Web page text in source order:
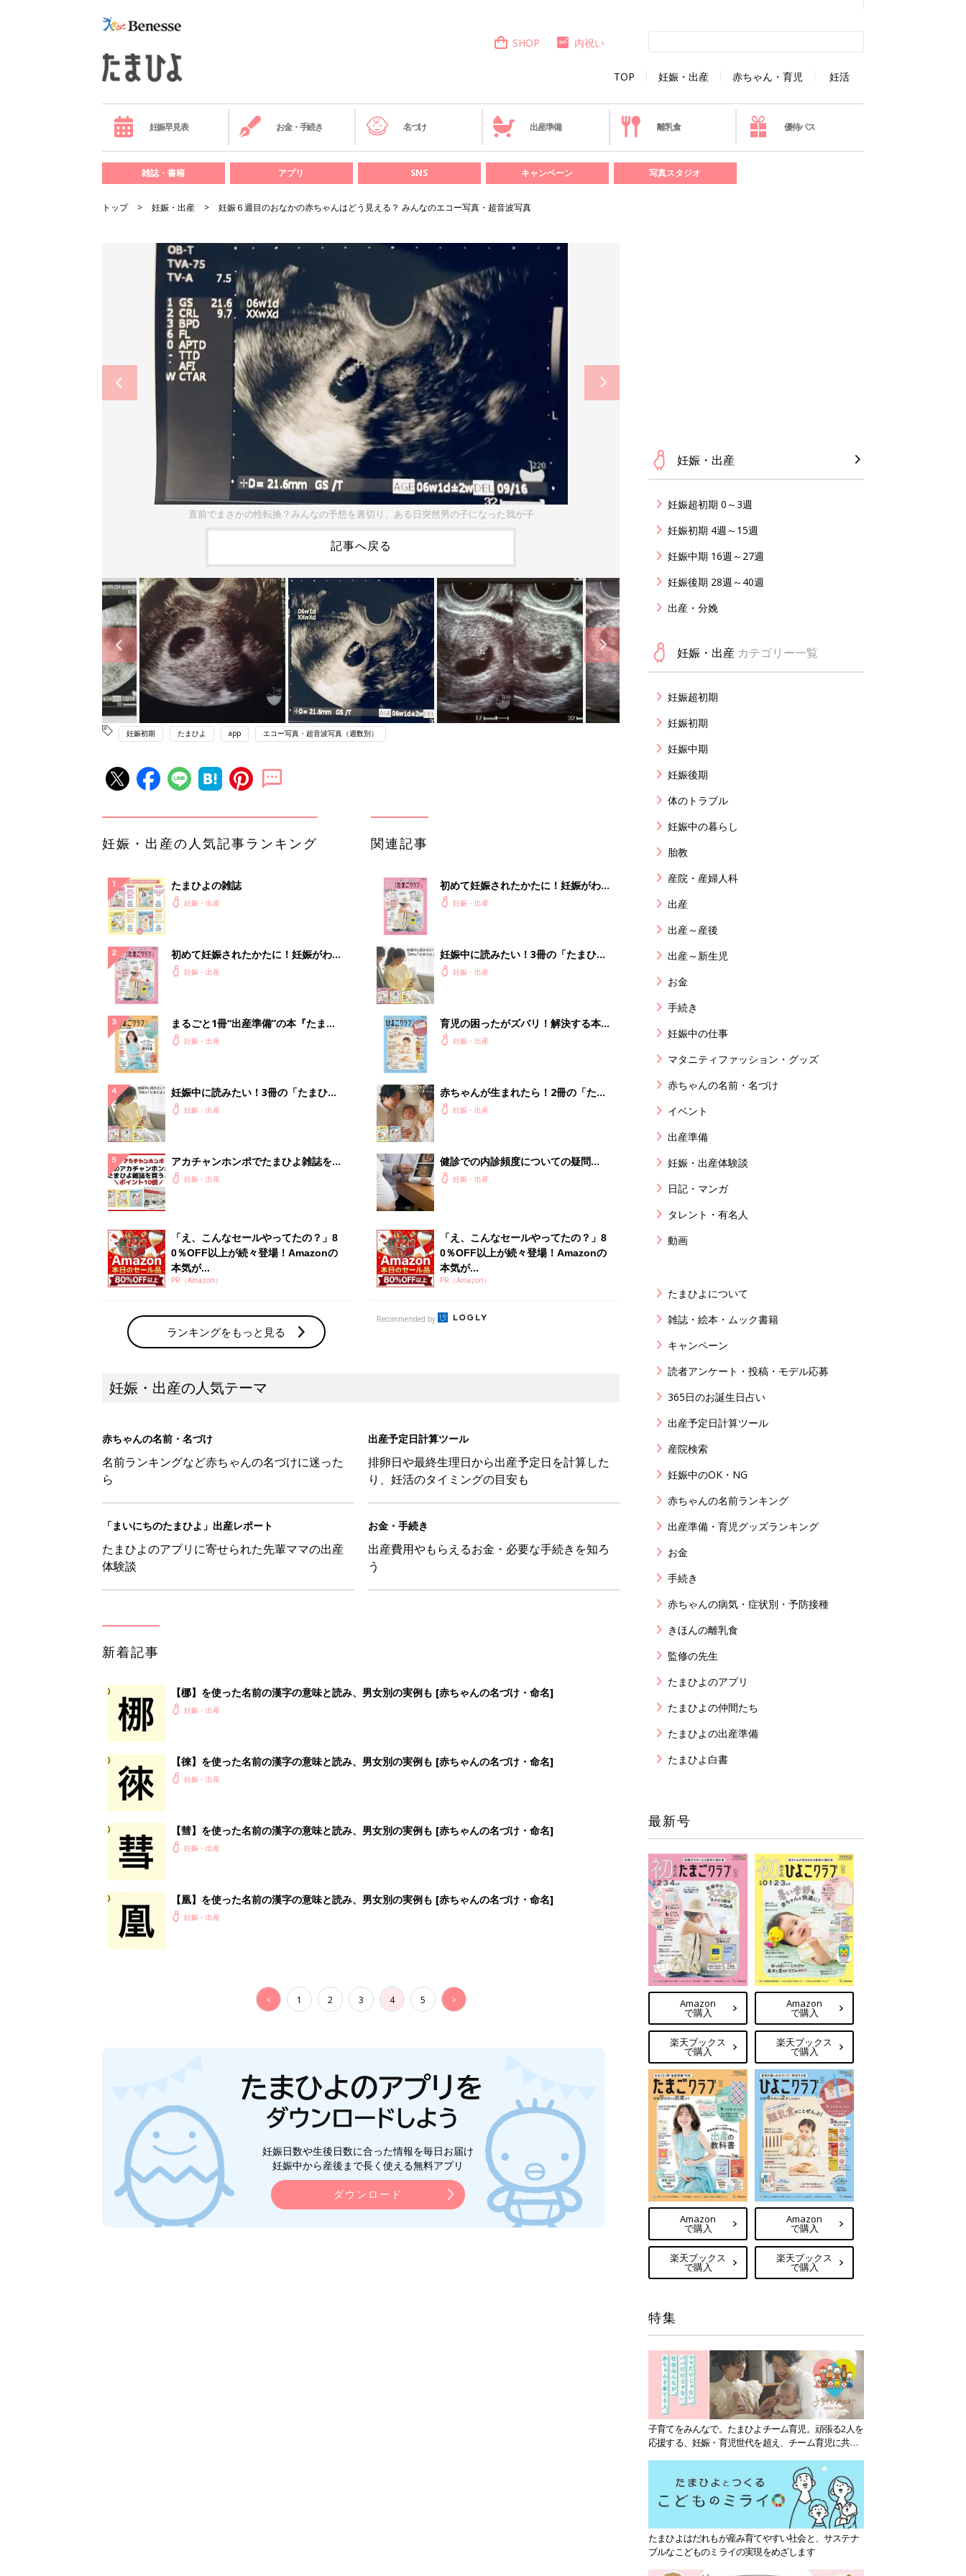
TOP 妊娠・出産 赤ちゃん・育児 妊活
SHOP 内祝い
妊娠早見表 お金・手続き 名づけ 出産準備 離乳食 優待パス
雑誌・書籍 アプリ SNS キャンペーン 写真スタジオ
トップ 妊娠・出産 妊娠６週目のおなかの赤ちゃんはどう見える？ みんなのエコー写真・超音波写真
直前でまさかの性転換？みんなの予想を裏切り、ある日突然男の子になった我が子
記事へ戻る
妊娠初期 たまひよ app エコー写真・超音波写真（週数別）
妊娠・出産の人気記事ランキング
たまひよの雑誌
妊娠・出産
初めて妊娠されたかたに！妊娠がわか
ったら最初に読む本『初めてのたまご
妊娠・出産
まるごと1冊“出産準備”の本『たまご
クラブ 夏号』〈スペシャル大特集〉
妊娠・出産
妊娠中に読みたい！3冊の「たまひ
よ」妊娠・出産
アカチャンホンポでたまひよ雑誌を買
うとポイント10倍【期間限定】
妊娠・出産
「え、こんなセールやってたの？」8
0％OFF以上が続々登場！Amazonの
本気が...
PR（Amazon）
ランキングをもっと見る
関連記事
初めて妊娠されたかたに！妊娠がわか
ったら最初に読む本『初めてのたまご
妊娠・出産
妊娠中に読みたい！3冊の「たまひ
よ」妊娠・出産
育児の困ったがズバリ！解決する本
『ひよこクラブ 秋号』 4カ月～2才
妊娠・出産
赤ちゃんが生まれたら！2冊の「たま
ひよ」
妊娠・出産
健診での内診頻度についての疑問
－”まいにちのたまひよ”の体験談
妊娠・出産
「え、こんなセールやってたの？」8
0％OFF以上が続々登場！Amazonの
本気が...
PR（Amazon）
Recommended by
妊娠・出産の人気テーマ
赤ちゃんの名前・名づけ
名前ランキングなど赤ちゃんの名づけに迷った
ら
出産予定日計算ツール
排卵日や最終生理日から出産予定日を計算した
り、妊活のタイミングの目安も
「まいにちのたまひよ」出産レポート
たまひよのアプリに寄せられた先輩ママの出産
体験談
お金・手続き
出産費用やもらえるお金・必要な手続きを知ろ
う
新着記事
【梛】を使った名前の漢字の意味と読み、男女別の実例も [赤ちゃんの名づけ・命名]
妊娠・出産
【徠】を使った名前の漢字の意味と読み、男女別の実例も [赤ちゃんの名づけ・命名]
妊娠・出産
【彗】を使った名前の漢字の意味と読み、男女別の実例も [赤ちゃんの名づけ・命名]
妊娠・出産
【凰】を使った名前の漢字の意味と読み、男女別の実例も [赤ちゃんの名づけ・命名]
妊娠・出産
< 1 2 3 4 5 >
妊娠日数や生後日数に合った情報を毎日お届け
妊娠中から産後まで長く使える無料アプリ
ダウンロード
妊娠・出産
妊娠超初期 0～3週
妊娠初期 4週～15週
妊娠中期 16週～27週
妊娠後期 28週～40週
出産・分娩
妊娠・出産 カテゴリー一覧
妊娠超初期
妊娠初期
妊娠中期
妊娠後期
体のトラブル
妊娠中の暮らし
胎教
産院・産婦人科
出産
出産～産後
出産～新生児
お金
手続き
妊娠中の仕事
マタニティファッション・グッズ
赤ちゃんの名前・名づけ
イベント
出産準備
妊娠・出産体験談
日記・マンガ
タレント・有名人
動画
たまひよについて
雑誌・絵本・ムック書籍
キャンペーン
読者アンケート・投稿・モデル応募
365日のお誕生日占い
出産予定日計算ツール
産院検索
妊娠中のOK・NG
赤ちゃんの名前ランキング
出産準備・育児グッズランキング
お金
手続き
赤ちゃんの病気・症状別・予防接種
きほんの離乳食
監修の先生
たまひよのアプリ
たまひよの仲間たち
たまひよの出産準備
たまひよ白書
最新号
Amazon
で購入
楽天ブックス
で購入
Amazon
で購入
楽天ブックス
で購入
Amazon
で購入
楽天ブックス
で購入
Amazon
で購入
楽天ブックス
で購入
特集
子育てをみんなで。たまひよチーム育児。頑張る2人を
応援する、妊娠・育児世代を超え、チーム育児に共感
たまひよはだれもが産み育てやすい社会と、サステナ
ブルなこどものミライの実現をめざします